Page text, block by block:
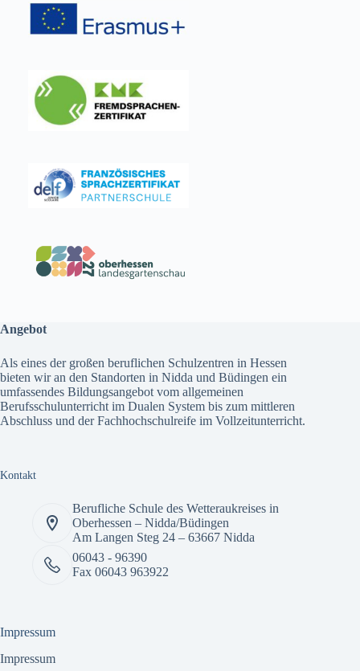
Angebot
Als eines der großen beruflichen Schulzentren in Hessen
bieten wir an den Standorten in Nidda und Büdingen ein
umfassendes Bildungsangebot vom allgemeinen
Berufsschulunterricht im Dualen System bis zum mittleren
Abschluss und der Fachhochschulreife im Vollzeitunterricht.
Kontakt
Berufliche Schule des Wetteraukreises in
Oberhessen – Nidda/Büdingen
Am Langen Steg 24 – 63667 Nidda
06043 - 96390
Fax 06043 963922
Impressum
Impressum